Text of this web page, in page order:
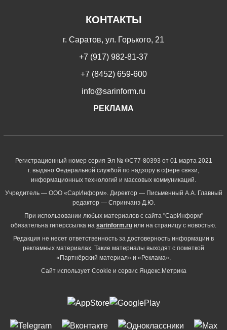
КОНТАКТЫ
г. Саратов, ул. Горького, 21
+7 (917) 982-81-37
+7 (8452) 659-600
info@sarinform.ru
РЕКЛАМА
Регистрационный номер серия Эл № ФС77-80393 от 01 марта 2021
г. выдано Федеральной службой по надзору в сфере связи,
информационных технологий и массовых коммуникаций.
Учредитель — ООО «СарИнформ». Директор — Письменный А.А. Главный
редактор — Спринчанэ Д.Ю.
При использовании любых материалов с сайта "СарИнформ"
обязательна гиперссылка на sarinform.ru или на страницу с новостью.
Редакция не несет ответственность за достоверность информации в
рекламных материалах. Такие материалы выходят с пометкой
«Партнёрский материал» и «Реклама».
Сайт использует Cookie и сервиc Яндекс.Метрика